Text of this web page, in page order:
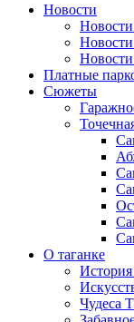
Новости
Новости
Платные
Сюжеты
О таганке
Чудеса